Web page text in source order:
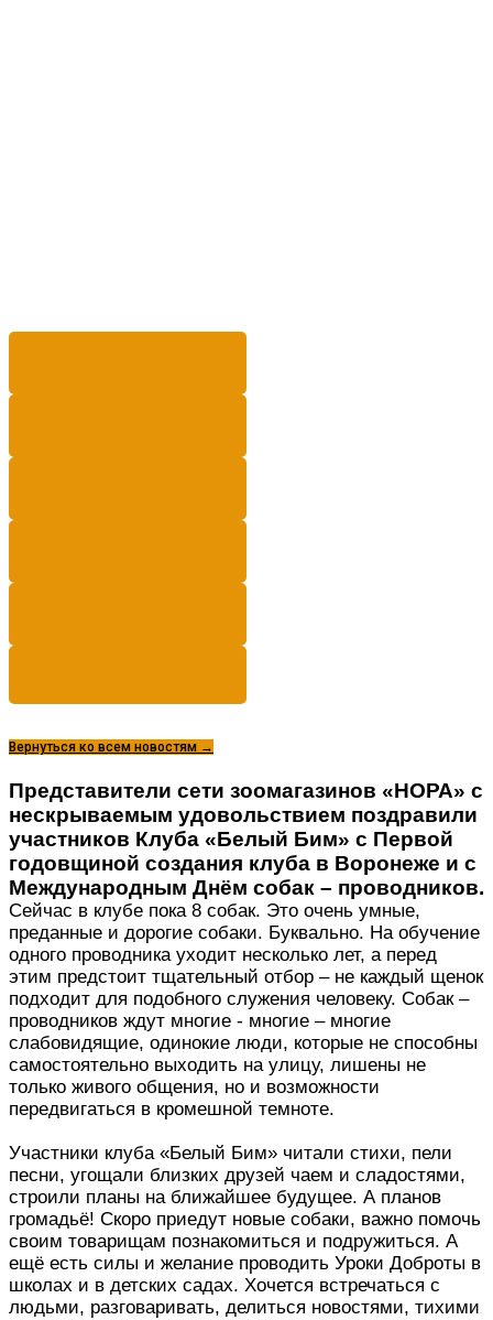
Вернуться ко всем новостям →
Представители сети зоомагазинов «НОРА» с
нескрываемым удовольствием поздравили
участников Клуба «Белый Бим» с Первой
годовщиной создания клуба в Воронеже и с
Международным Днём собак – проводников.
Сейчас в клубе пока 8 собак. Это очень умные,
преданные и дорогие собаки. Буквально. На обучение
одного проводника уходит несколько лет, а перед
этим предстоит тщательный отбор – не каждый щенок
подходит для подобного служения человеку. Собак –
проводников ждут многие - многие – многие
слабовидящие, одинокие люди, которые не способны
самостоятельно выходить на улицу, лишены не
только живого общения, но и возможности
передвигаться в кромешной темноте.
Участники клуба «Белый Бим» читали стихи, пели
песни, угощали близких друзей чаем и сладостями,
строили планы на ближайшее будущее. А планов
громадьё! Скоро приедут новые собаки, важно помочь
своим товарищам познакомиться и подружиться. А
ещё есть силы и желание проводить Уроки Доброты в
школах и в детских садах. Хочется встречаться с
людьми, разговаривать, делиться новостями, тихими